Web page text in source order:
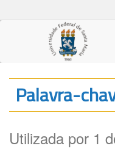
Palavra-
Utilizada por 1